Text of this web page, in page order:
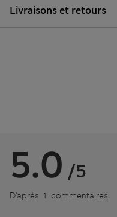
Livraisons et retours
5.0 /5
D’après 1 commentaires